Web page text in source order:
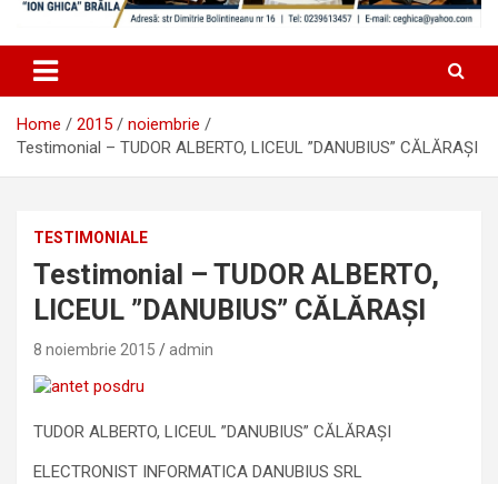
Home 2015
noiembrie
Testimonial – TUDOR ALBERTO, LICEUL ”DANUBIUS” CĂLĂRAȘI
TESTIMONIALE
Testimonial – TUDOR ALBERTO,
LICEUL ”DANUBIUS” CĂLĂRAȘI
8 noiembrie 2015 admin
TUDOR ALBERTO, LICEUL ”DANUBIUS” CĂLĂRAȘI
ELECTRONIST INFORMATICA DANUBIUS SRL